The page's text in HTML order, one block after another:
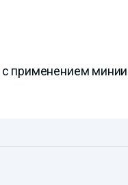
применением